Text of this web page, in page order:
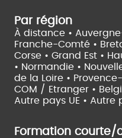
Par région
À distance •
Franche-Comté •
Corse • Grand Est •
• Normandie •
de la Loire •
COM / Etranger •
Autre pays UE • Autre
Formation courte/